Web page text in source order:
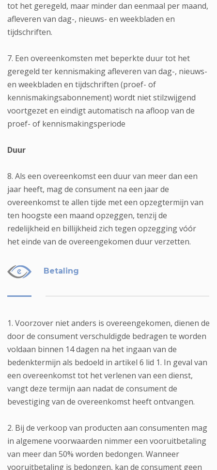
tot het geregeld, maar minder dan eenmaal per maand,
afleveren van dag-, nieuws- en weekbladen en
tijdschriften.
7. Een overeenkomsten met beperkte duur tot het
geregeld ter kennismaking afleveren van dag-, nieuws-
en weekbladen en tijdschriften (proef- of
kennismakingsabonnement) wordt niet stilzwijgend
voortgezet en eindigt automatisch na afloop van de
proef- of kennismakingsperiode
Duur
8. Als een overeenkomst een duur van meer dan een
jaar heeft, mag de consument na een jaar de
overeenkomst te allen tijde met een opzegtermijn van
ten hoogste een maand opzeggen, tenzij de
redelijkheid en billijkheid zich tegen opzegging vóór
het einde van de overeengekomen duur verzetten.
Betaling
1. Voorzover niet anders is overeengekomen, dienen de
door de consument verschuldigde bedragen te worden
voldaan binnen 14 dagen na het ingaan van de
bedenktermijn als bedoeld in artikel 6 lid 1. In geval van
een overeenkomst tot het verlenen van een dienst,
vangt deze termijn aan nadat de consument de
bevestiging van de overeenkomst heeft ontvangen.
2. Bij de verkoop van producten aan consumenten mag
in algemene voorwaarden nimmer een vooruitbetaling
van meer dan 50% worden bedongen. Wanneer
vooruitbetaling is bedongen, kan de consument geen